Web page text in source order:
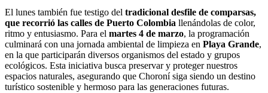
El lunes también fue testigo del tradicional desfile de comparsas,
que recorrió las calles de Puerto Colombia llenándolas de color,
ritmo y entusiasmo. Para el martes 4 de marzo, la programación
culminará con una jornada ambiental de limpieza en Playa Grande,
en la que participarán diversos organismos del estado y grupos
ecológicos. Esta iniciativa busca preservar y proteger nuestros
espacios naturales, asegurando que Choroní siga siendo un destino
turístico sostenible y hermoso para las generaciones futuras.